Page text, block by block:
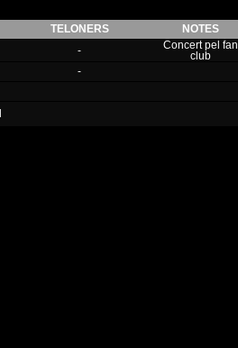
TELONERS NOTES
-
Concert pel fan
club
-